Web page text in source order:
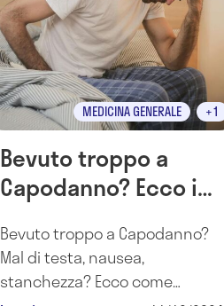
MEDICINA GENERALE +1
Bevuto troppo a
Capodanno? Ecco i
riprendersi
Bevuto troppo a Capodanno?
Mal di testa, nausea,
stanchezza? Ecco come